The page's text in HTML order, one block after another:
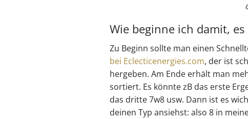
Wie beginne ich damit, es
Zu Beginn sollte man einen
bei Eclecticenergies.com, der ist
hergeben. Am Ende erhält man
sortiert. Es könnte zB das erste
das dritte 7w8 usw. Dann ist es
deinen Typ ansiehst: also 8 in